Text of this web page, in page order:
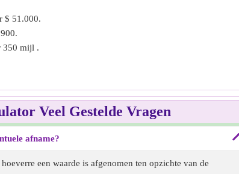
$ 51.000.
350 mijl .
Veel Gestelde Vragen
afname?
een waarde is afgenomen ten opzichte van de